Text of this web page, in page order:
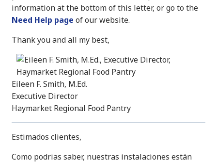
information at the bottom of this letter, or go to the
Need Help page of our website.
Thank you and all my best,
Eileen F. Smith, M.Ed.
Executive Director
Haymarket Regional Food Pantry
Estimados clientes,
Como podrias saber, nuestras instalaciones están